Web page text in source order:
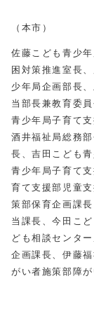
（本市）
佐藤こども青少
困対策推進室長
少年局企画部長
当部長兼教育委
青少年局子育て
酒井福祉局総務
長、吉田こども
青少年局子育て
育て支援部児童
策部保育企画課
当課長、今田こ
ども相談センタ
企画課長、伊藤
がい者施策部障